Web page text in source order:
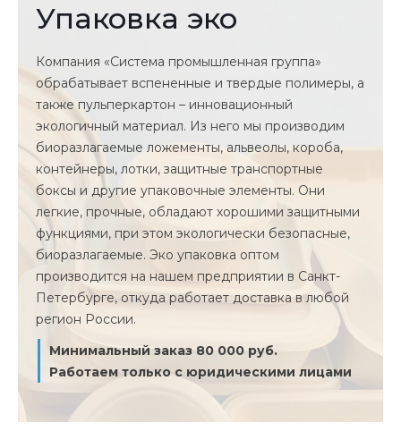
Упаковка эко
Компания «Система промышленная группа»
обрабатывает вспененные и твердые полимеры, а
также пульперкартон – инновационный
экологичный материал. Из него мы производим
биоразлагаемые ложементы, альвеолы, короба,
контейнеры, лотки, защитные транспортные
боксы и другие упаковочные элементы. Они
легкие, прочные, обладают хорошими защитными
функциями, при этом экологически безопасные,
биоразлагаемые. Эко упаковка оптом
производится на нашем предприятии в Санкт-
Петербурге, откуда работает доставка в любой
регион России.
Минимальный заказ 80 000 руб.
Работаем только с юридическими лицами